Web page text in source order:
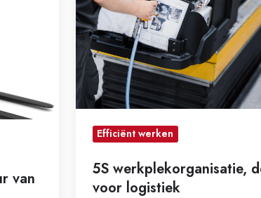
van
basis
voor
logistiek
Efficiënt werken
5S werkplekorganisatie,
voor logistiek